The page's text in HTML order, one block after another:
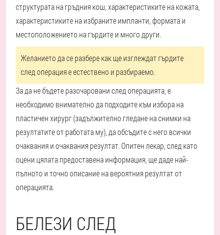
структурата на гръдния кош, характеристиките на кожата,
характеристиките на избраните импланти, формата и
местоположението на гърдите и много други.
Желанието да се разбере как ще изглеждат гърдите
след операция е естествено и разбираемо.
За да не бъдете разочаровани след операцията, е
необходимо внимателно да подходите към избора на
пластичен хирург (задължително гледане на снимки на
резултатите от работата му), да обсъдите с него всички
очаквания и очаквания резултат. Опитен лекар, след като
оцени цялата предоставена информация, ще даде най-
пълното и точно описание на вероятния резултат от
операцията.
БЕЛЕЗИ СЛЕД